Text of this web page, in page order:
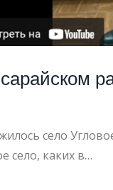
село
село, каких в…